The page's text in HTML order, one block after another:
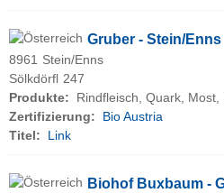
Gruber - Stein/Enns
8961 Stein/Enns
Sölkdörfl 247
Produkte:
Rindfleisch, Quark, Most,
Zertifizierung:
Bio Austria
Titel:
Link
Biohof Buxbaum -